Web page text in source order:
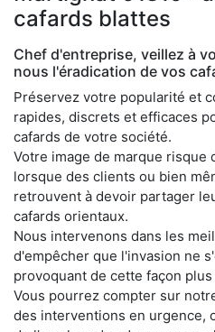
cafards blattes
Chef d'entreprise, veillez à
nous l'éradication de vos
Préservez votre popularité et
rapides, discrets et efficaces
cafards de votre société.
Votre image de marque risque
lorsque des clients ou bien
retrouvent à devoir partager
cafards orientaux.
Nous intervenons dans les
d'empêcher que l'invasion ne
provoquant de cette façon
Vous pourrez compter sur
des interventions en urgence,